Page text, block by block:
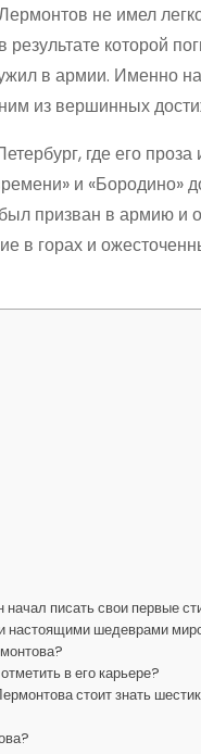
не имел
которой
в армии. Именно
из вершинных
где его
и «Бородино»
призван в армию и
горах и
писать свои первые
настоящими шедеврами
в его карьере?
стоит знать